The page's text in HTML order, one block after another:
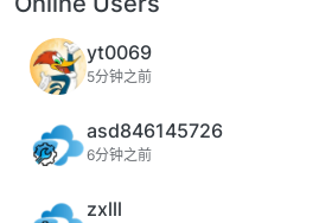
yt0069
5分钟之前
asd846145726
6分钟之前
zxlll